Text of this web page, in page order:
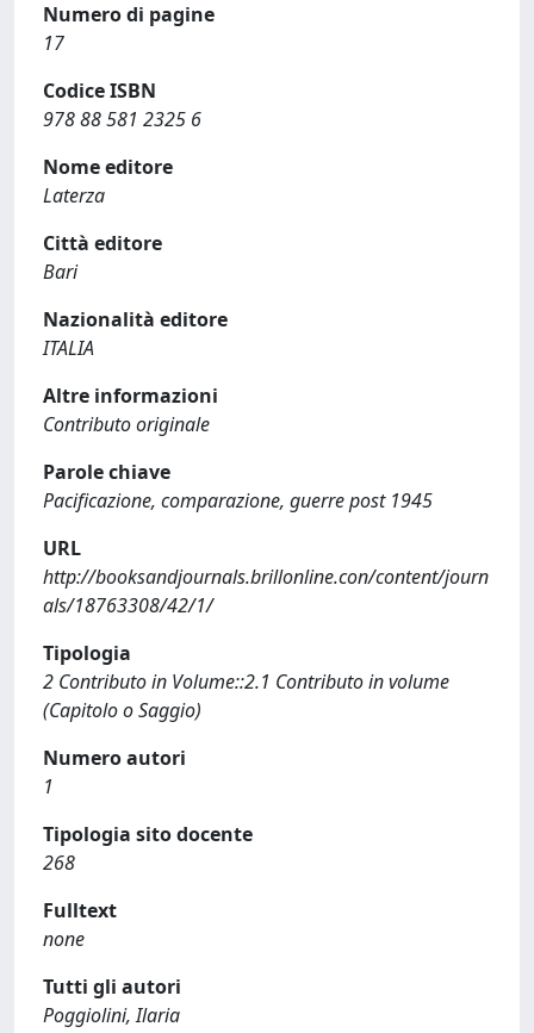
Numero di pagine
17
Codice ISBN
978 88 581 2325 6
Nome editore
Laterza
Città editore
Bari
Nazionalità editore
ITALIA
Altre informazioni
Contributo originale
Parole chiave
Pacificazione, comparazione, guerre post 1945
URL
http://booksandjournals.brillonline.con/content/journ
als/18763308/42/1/
Tipologia
2 Contributo in Volume::2.1 Contributo in volume
(Capitolo o Saggio)
Numero autori
1
Tipologia sito docente
268
Fulltext
none
Tutti gli autori
Poggiolini, Ilaria